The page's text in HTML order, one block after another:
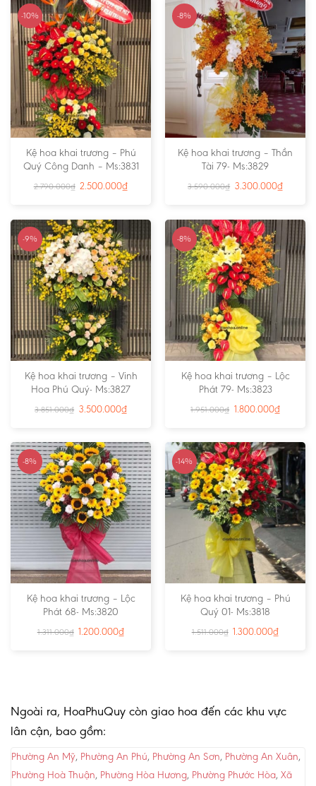
-10%
Kệ hoa khai trương – Phú
Quý Công Danh – Ms:3831
2.790.000₫ 2.500.000₫
-8%
Kệ hoa khai trương – Thần
Tài 79- Ms:3829
3.590.000₫ 3.300.000₫
-9%
Kệ hoa khai trương – Vinh
Hoa Phú Quý- Ms:3827
3.851.000₫ 3.500.000₫
-8%
Kệ hoa khai trương – Lộc
Phát 79- Ms:3823
1.951.000₫ 1.800.000₫
-8%
Kệ hoa khai trương – Lộc
Phát 68- Ms:3820
1.311.000₫ 1.200.000₫
-14%
Kệ hoa khai trương – Phú
Quý 01- Ms:3818
1.511.000₫ 1.300.000₫
Ngoài ra, HoaPhuQuy còn giao hoa đến các khu vực
lân cận, bao gồm:
Phường An Mỹ, Phường An Phú, Phường An Sơn, Phường An Xuân,
Phường Hoà Thuận, Phường Hòa Hương, Phường Phước Hòa, Xã